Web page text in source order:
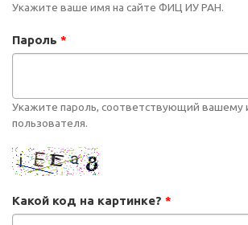
Укажите ваше имя на сайте ФИЦ ИУ РАН.
Пароль *
Укажите пароль, соответствующий вашему
пользователя.
Какой код на картинке? *